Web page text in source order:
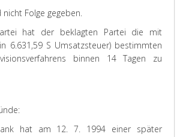
nicht Folge gegeben.
hat der beklagten Partei die mit
6.631,59 S Umsatzsteuer) bestimmten
binnen 14 Tagen zu
hat am 12. 7. 1994 einer später